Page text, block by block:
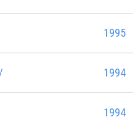
1995
1994
1994